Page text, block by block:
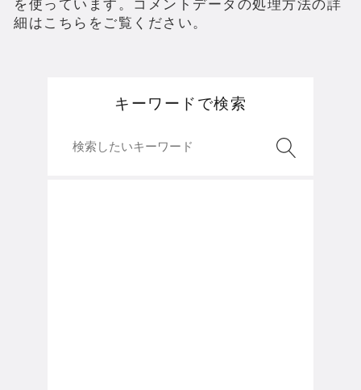
を使っています。 コメントデータの処理方法の詳
細はこちらをご覧ください。
キーワードで検索